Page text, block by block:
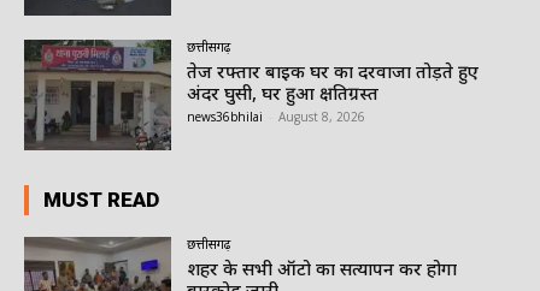
छत्तीसगढ़
तेज रफ्तार बाइक घर का दरवाजा तोड़ते हुए
अंदर घुसी, घर हुआ क्षतिग्रस्त
news36bhilai August 8, 2026
MUST READ
छत्तीसगढ़
शहर के सभी ऑटो का सत्यापन कर होगा